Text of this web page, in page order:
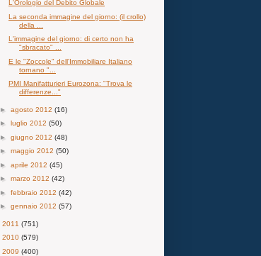
L'Orologio del Debito Globale
La seconda immagine del giorno: (il crollo)
della ...
L'immagine del giorno: di certo non ha
"sbracato" ...
E le "Zoccole" dell'Immobiliare Italiano
tornano "...
PMI Manifatturieri Eurozona: "Trova le
differenze..."
► agosto 2012 (16)
► luglio 2012 (50)
► giugno 2012 (48)
► maggio 2012 (50)
► aprile 2012 (45)
► marzo 2012 (42)
► febbraio 2012 (42)
► gennaio 2012 (57)
2011 (751)
2010 (579)
2009 (400)